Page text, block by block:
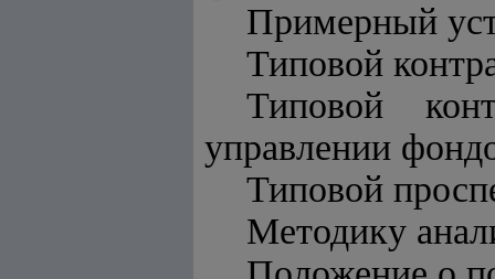
Примерный
Типовой
Типовой
управлении
Типовой
Методику